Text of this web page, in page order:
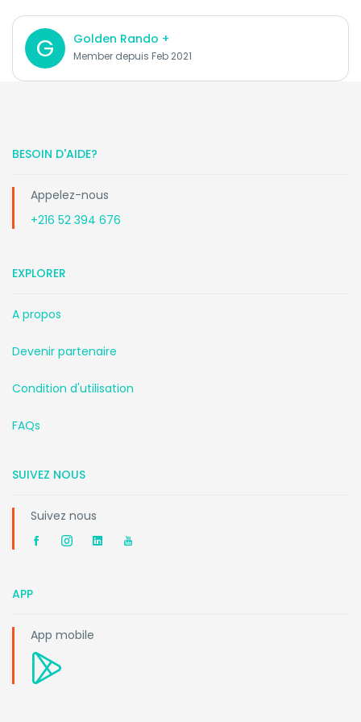
G Golden Rando +
Member depuis Feb 2021
BESOIN D'AIDE?
Appelez-nous
+216 52 394 676
EXPLORER
A propos
Devenir partenaire
Condition d'utilisation
FAQs
SUIVEZ NOUS
Suivez nous
APP
App mobile